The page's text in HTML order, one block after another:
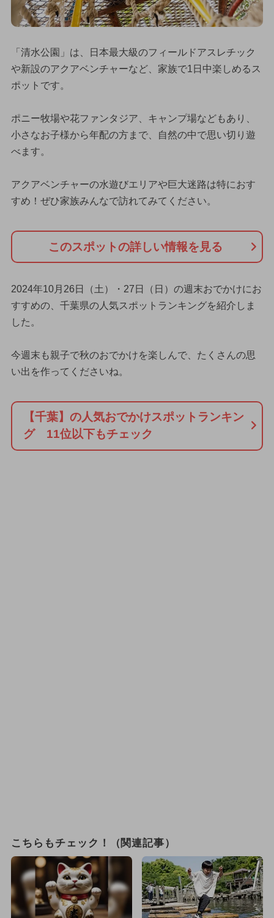
「清水公園」は、日本最大級のフィールドアスレチック
や新設のアクアベンチャーなど、家族で1日中楽しめるス
ポットです。
ポニー牧場や花ファンタジア、キャンプ場などもあり、
小さなお子様から年配の方まで、自然の中で思い切り遊
べます。
アクアベンチャーの水遊びエリアや巨大迷路は特におす
すめ！ぜひ家族みんなで訪れてみてください。
このスポットの詳しい情報を見る
2024年10月26日（土）・27日（日）の週末おでかけにお
すすめの、千葉県の人気スポットランキングを紹介しま
した。
今週末も親子で秋のおでかけを楽しんで、たくさんの思
い出を作ってくださいね。
【千葉】の人気おでかけスポットランキン
グ 11位以下もチェック
こちらもチェック！（関連記事）